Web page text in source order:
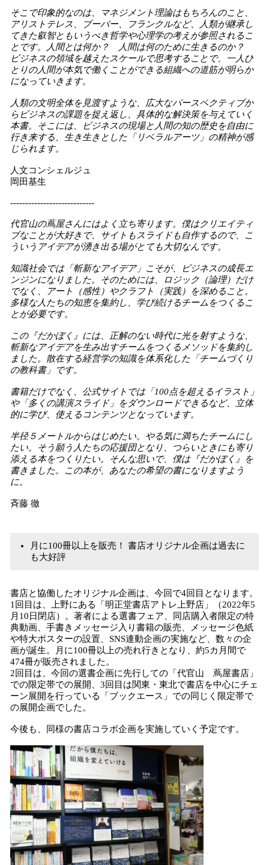
そこで印象的なのは、マネジメント理論はもちろんのこと、
アリストテレス、ブーバー、フランクルなど、人類が継承し
てきた叡智ともいうべき哲学や心理学の考えが参照されるこ
とです。人間とは何か？ 人間は何のために生きるのか？
ビジネスの領域を越えたスケールで思考することで、一人ひ
とりの人間が本気で働くことができる組織への道筋が明らか
になっていきます。
人類の文明全体を見渡すような、広大なパースペクティブか
らビジネスの課題を捉え返し、具体的な解決策を与えていく
本書。そこには、ビジネスの現場と人間の知の歴史を自由に
行き来する、生き生きとした「リベラルアーツ」の精神が感
じられます。
人文コンシェルジュ
岡田基生
----------------------------
代官山の蔦屋さんにはよく立ち寄ります。僕はクリエイティ
ブなことが大好きで、サイトもスライドも自作するので、こ
ういうアイデアが湧き出る場がとても大切なん です。
知識社会では「斬新なアイデア」こそが、ビジネスの成長エ
ンジンになりました。そのためには、ロジック（論理）だけ
でなく、アート（感性）やクラフト（実践）を深めること。
多様な人たちの知恵を集約し、学び続けるチームをつくるこ
とが必要です。
この『だかぼく』には、正解のない時代に光を射すような、
斬新なアイデアを生み出すチームをつくるメソッドを集約し
ました。散在する経営学の知識を体系化した「チームづくり
の教科書」です。
書籍だけでなく、公式サイトでは「 100点を超えるイラスト」
や「多くの講演スライド」をダウンロードできるなど、立体
的に学び、使えるコンテンツとなっています。
半径５メートルからはじめたい。やる気に満ちたチームにし
たい。そう願う人たちの応援団となり、つらいときにも寄り
添える本をつくりたい。そんな思いで、僕は『だかぼく』を
書きました。この本が、あなたの希望の書になりますよう
に。
斉藤 徹
月に100冊以上を販売！ 書店オリジナル企画は過去に
も大好評
書店と協働したオリジナル企画は、今回で4回目となります。
1回目は、上野にある「明正堂書店アトレ上野店」（2022年5
月10日閉店）。著者による選書フェア、同店購入者限定の特
典動画、手書きメッセージ入り書籍の販売、メッセージ色紙
や特大ポスターの設置、SNS連動企画の実施など、数々の企
画が誕生。月に100冊以上の売れ行きとなり、約5カ月間で
474冊が販売されました。
2回目は、今回の選書企画に先行しての「代官山 蔦屋書店」
での限定帯での展開、3回目は関東・東北で書店を中心にチェ
ーン展開を行っている「ブックエース」での同じく限定帯で
の展開企画でした。
今後も、同様の書店コラボ企画を実施していく予定です。